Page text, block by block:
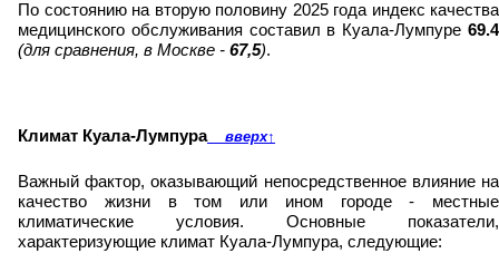
По состоянию на вторую половину 2025 года индекс качества
медицинского обслуживания составил в Куала-Лумпуре 69.4
(для сравнения, в Москве - 67,5).
Климат Куала-Лумпуравверх↑
Важный фактор, оказывающий непосредственное влияние на
качество жизни в том или ином городе - местные
климатические условия. Основные показатели,
характеризующие климат Куала-Лумпура, следующие: